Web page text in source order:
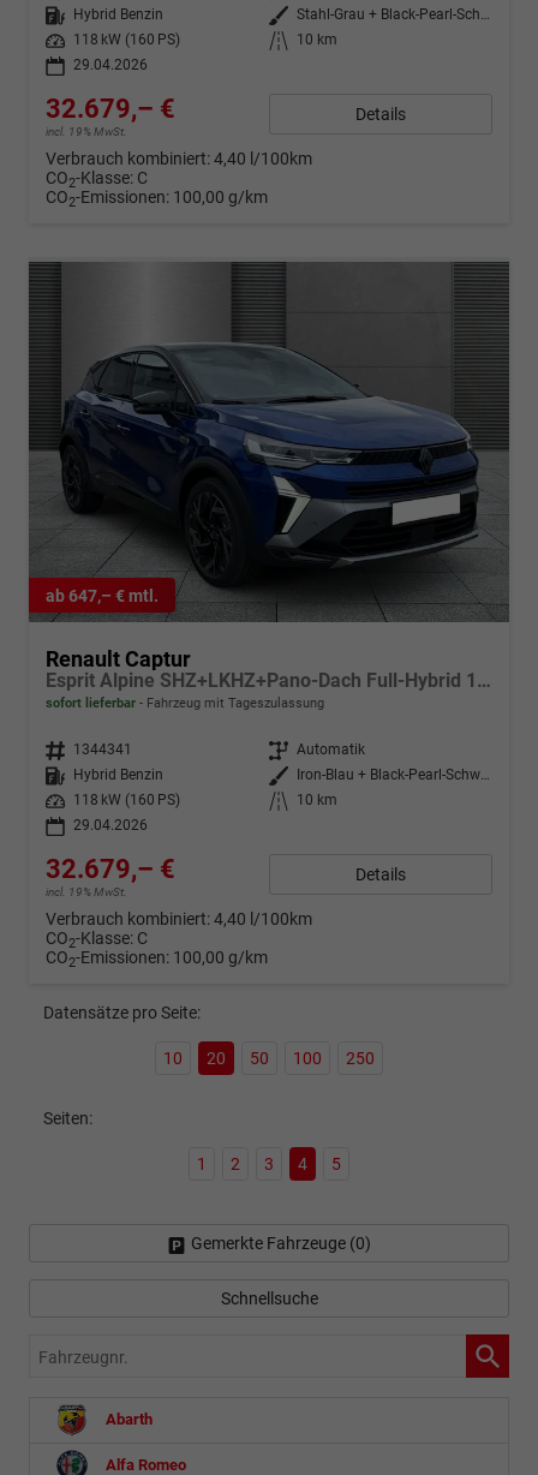
Kraftstoff
Hybrid Benzin Außenfarbe
Stahl-Grau + Black-Pearl-Schwarz
Leistung
118 kW (160 PS) Kilometerstand
10 km
29.04.2026
32.679,– €
incl. 19% MwSt.
Details
Verbrauch kombiniert:4,40 l/100km
CO2-Klasse: C
CO2-Emissionen: 100,00 g/km
ab 647,– € mtl.
Renault Captur
Esprit Alpine SHZ+LKHZ+Pano-Dach Full-Hybrid 160
sofort lieferbar Fahrzeug mit Tageszulassung
Fahrzeugnr. 1344341 Getriebe Automatik
Kraftstoff
Hybrid Benzin Außenfarbe
Iron-Blau + Black-Pearl-Schwarz
Leistung
118 kW (160 PS) Kilometerstand
10 km
29.04.2026
32.679,– €
incl. 19% MwSt.
Details
Verbrauch kombiniert:4,40 l/100km
CO2-Klasse: C
CO2-Emissionen: 100,00 g/km
Datensätze pro Seite:
10 20 50 100 250
Seiten:
1 2 3 4 5
Gemerkte Fahrzeuge (0)
Schnellsuche
Fahrzeugnr.
Abarth
Alfa Romeo